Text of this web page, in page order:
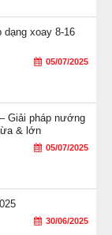
dạng xoay 8-16
05/07/2025
Giải pháp nướng
& lớn
05/07/2025
30/06/2025